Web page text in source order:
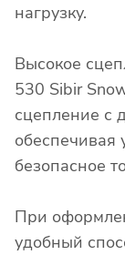
нагрузку.
Высокое
530 Sibir
сцепление с
обеспечивая
безопасное
При
удобный